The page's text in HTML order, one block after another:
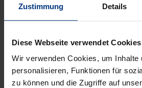
Zustimmung Details
Diese Webseite verwendet Cookies
Wir verwenden Cookies, um Inhalte
personalisieren, Funktionen für
zu können und die Zugriffe auf
Edition
ISBN
978-3-928034-95-1